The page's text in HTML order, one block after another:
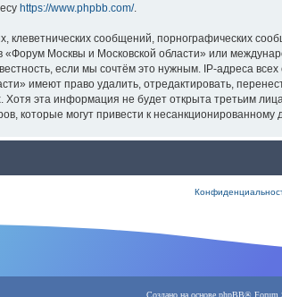
https://www.phpbb.com/.
клеветнических сообщений, порнографических
«Форум Москвы и Московской области» или
если мы сочтём это нужным. IP-адреса
имеют право удалить, отредактировать,
эта информация не будет открыта третьим
которые могут привести к несанкционированному
Создано на основе phpBB® Forum